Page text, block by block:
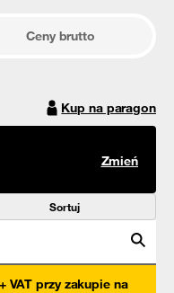
Ceny brutto
Kup na paragon
Zmień
Sortuj
VAT przy zakupie na